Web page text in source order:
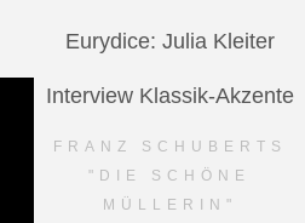
Eurydice: Julia Kleiter
Interview Klassik-Akzente
FRANZ SCHUBERTS
"DIE SCHÖNE
MÜLLERIN"